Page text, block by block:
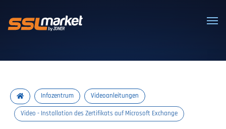
Vertrauenswürdige SSL/TLS-
Infozentrum Videoanleitungen
Video - Installation des Zertifikats auf Microsoft Exchange